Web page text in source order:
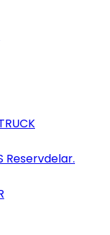
Reservdelar.